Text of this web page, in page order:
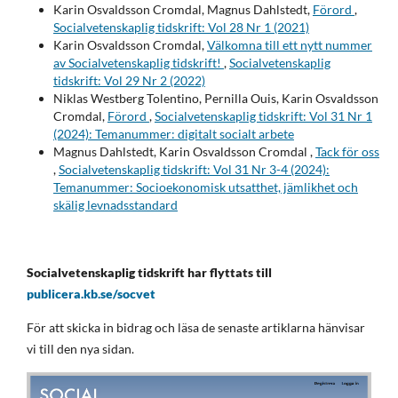
Karin Osvaldsson Cromdal, Magnus Dahlstedt, Förord ,
Socialvetenskaplig tidskrift: Vol 28 Nr 1 (2021)
Karin Osvaldsson Cromdal,Välkomna till ett nytt nummer
av Socialvetenskaplig tidskrift! ,Socialvetenskaplig
tidskrift: Vol 29 Nr 2 (2022)
Niklas Westberg Tolentino, Pernilla Ouis, Karin Osvaldsson
Cromdal, Förord ,Socialvetenskaplig tidskrift: Vol 31 Nr 1
(2024): Temanummer: digitalt socialt arbete
Magnus Dahlstedt, Karin Osvaldsson Cromdal ,Tack för oss
,Socialvetenskaplig tidskrift: Vol 31 Nr 3-4 (2024):
Temanummer: Socioekonomisk utsatthet, jämlikhet och
skälig levnadsstandard
Socialvetenskaplig tidskrift har flyttats till
publicera.kb.se/socvet
För att skicka in bidrag och läsa de senaste artiklarna hänvisar
vi till den nya sidan.